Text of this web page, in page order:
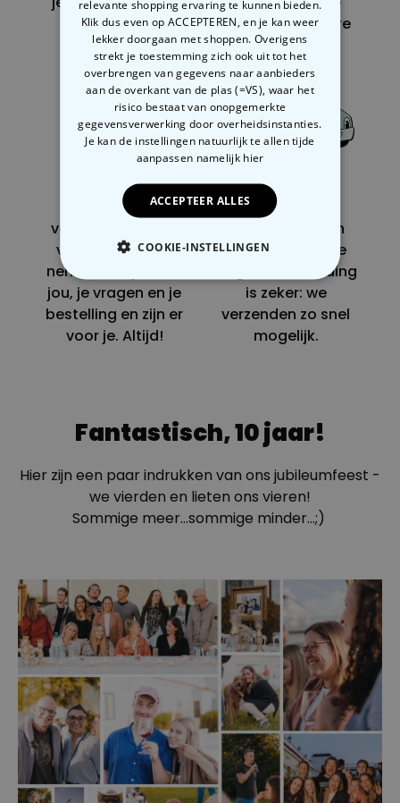
cadeau geven.
steeds originelere
cadeaus.
Een team van
vakmensen staat
voor je klaar: we
nemen de tijd voor
jou, je vragen en je
bestelling en zijn er
voor je. Altijd!
Je ontvangt je
pakje misschien
niet de volgende
dag, maar één ding
is zeker: we
verzenden zo snel
mogelijk.
Fantastisch, 10 jaar!
Hier zijn een paar indrukken van ons jubileumfeest -
we vierden en lieten ons vieren!
Sommige meer...sommige minder...;)
relevante shopping ervaring te kunnen bieden.
Klik dus even op ACCEPTEREN, en je kan weer
lekker doorgaan met shoppen. Overigens
strekt je toestemming zich ook uit tot het
overbrengen van gegevens naar aanbieders
aan de overkant van de plas (=VS), waar het
risico bestaat van onopgemerkte
gegevensverwerking door overheidsinstanties.
Je kan de instellingen natuurlijk te allen tijde
aanpassen namelijk hier
ACCEPTEER ALLES
COOKIE-INSTELLINGEN
NOODZAKELIJK
PERFORMANCE